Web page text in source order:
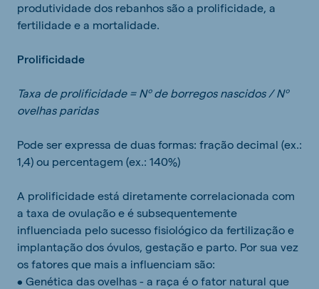
produtividade dos rebanhos são a prolificidade, a
fertilidade e a mortalidade.
Prolificidade
Taxa de prolificidade = Nº de borregos nascidos / Nº
ovelhas paridas
Pode ser expressa de duas formas: fração decimal (ex.:
1,4) ou percentagem (ex.: 140%)
A prolificidade está diretamente correlacionada com
a taxa de ovulação e é subsequentemente
influenciada pelo sucesso fisiológico da fertilização e
implantação dos óvulos, gestação e parto. Por sua vez
os fatores que mais a influenciam são:
• Genética das ovelhas - a raça é o fator natural que